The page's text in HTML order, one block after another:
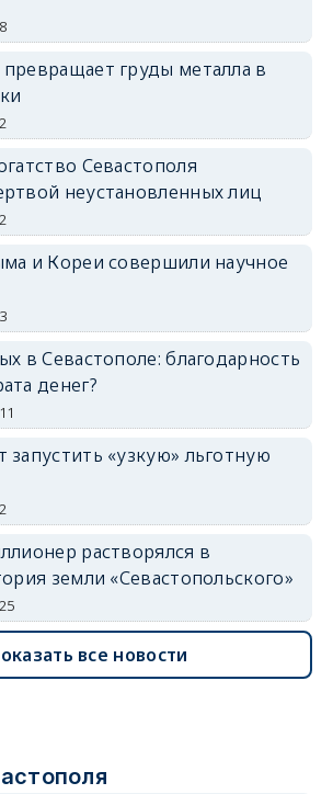
груды металла в
Севастополя
неустановленных лиц
и Кореи совершили научное
в Севастополе: благодарность
денег?
«узкую» льготную
растворялся в
земли «Севастопольского»
все новости